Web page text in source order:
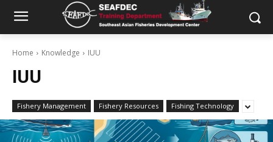
Home Knowledge IUU
IUU
Fishery Management Fishery Resources Fishing Technology